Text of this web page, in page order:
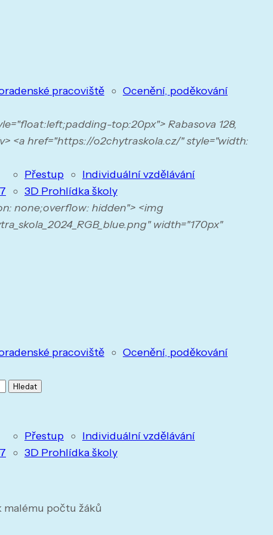
pracoviště
Ocenění, poděkování
Přestup
Individuální vzdělávání
3D Prohlídka školy
top:20px"> Rabasova 128,
<a href="https://o2chytraskola.cz/" style="width:
none;overflow: hidden"> <img
width="170px"
pracoviště
Ocenění, poděkování
Přestup
Individuální vzdělávání
3D Prohlídka školy
malému počtu žáků